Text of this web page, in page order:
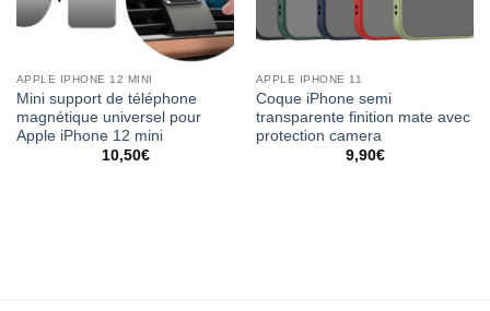
APPLE IPHONE 12 MINI
Mini support de téléphone
magnétique universel pour
Apple iPhone 12 mini
10,50€
APPLE IPHONE 11
Coque iPhone semi
transparente finition mate avec
protection camera
9,90€